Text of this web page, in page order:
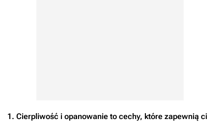
1. Cierpliwość i opanowanie to cechy, które zapewnią ci